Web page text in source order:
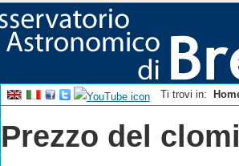
Ti trovi in:
Prezzo del